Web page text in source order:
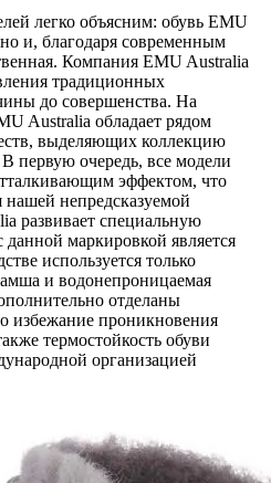
легко объясним: обувь EMU
и, благодаря современным
Компания EMU Australia
традиционных
до совершенства. На
Australia обладает рядом
выделяющих коллекцию
первую очередь, все модели
эффектом, что
нашей непредсказуемой
развивает специальную
маркировкой является
используется только
и водонепроницаемая
отделаны
избежание проникновения
термостойкость обуви
организацией